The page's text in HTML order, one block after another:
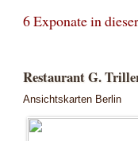
6 Exponate in
Restaurant G.
Ansichtskarten Berlin